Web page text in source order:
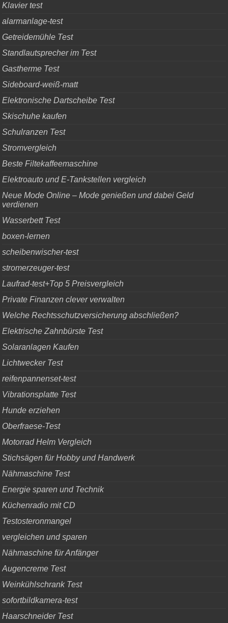
Klavier test
alarmanlage-test
Getreidemühle Test
Standlautsprecher im Test
Gastherme Test
Sideboard-weiß-matt
Elektronische Dartscheibe Test
Skischuhe kaufen
Schulranzen Test
Stromvergleich
Beste Filtekaffeemaschine
Elektroauto und E-Tankstellen vergleich
Neue Mode Online – Mode genießen und dabei Geld
verdienen
Wasserbett Test
boxen-lernen
scheibenwischer-test
stromerzeuger-test
Laufrad-test+Top 5 Preisvergleich
Private Finanzen clever verwalten
Welche Rechtsschutzversicherung abschließen?
Elektrische Zahnbürste Test
Solaranlagen Kaufen
Lichtwecker Test
reifenpannenset-test
Vibrationsplatte Test
Hunde erziehen
Oberfraese-Test
Motorrad Helm Vergleich
Stichsägen für Hobby und Handwerk
Nähmaschine Test
Energie sparen und Technik
Küchenradio mit CD
Testosteronmangel
vergleichen und sparen
Nähmaschine für Anfänger
Augencreme Test
Weinkühlschrank Test
sofortbildkamera-test
Haarschneider Test